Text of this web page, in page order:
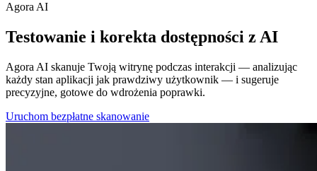
Agora AI
Testowanie i korekta dostępności z AI
Agora AI skanuje Twoją witrynę podczas interakcji — analizując
każdy stan aplikacji jak prawdziwy użytkownik — i sugeruje
precyzyjne, gotowe do wdrożenia poprawki.
Uruchom bezpłatne skanowanie